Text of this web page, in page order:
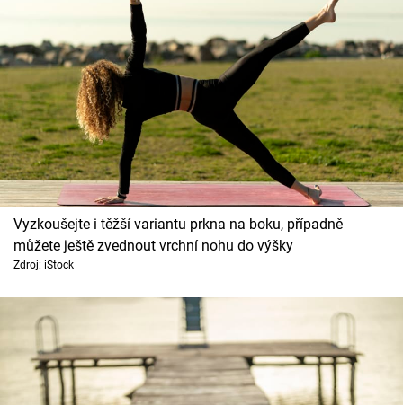
Vyzkoušejte i těžší variantu prkna na boku, případně
můžete ještě zvednout vrchní nohu do výšky
Zdroj: iStock